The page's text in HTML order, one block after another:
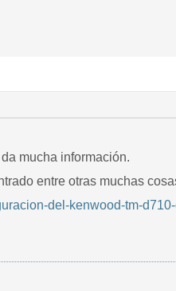
mucha información.
entre otras muchas
del-kenwood-tm-